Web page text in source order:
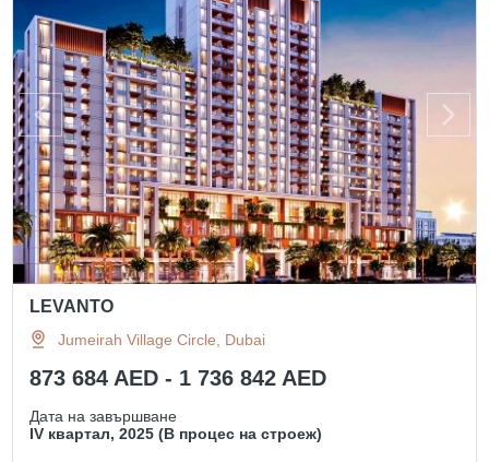
LEVANTO
Jumeirah Village Circle, Dubai
873 684 AED - 1 736 842 AED
Дата на завършване
IV квартал, 2025 (В процес на строеж)